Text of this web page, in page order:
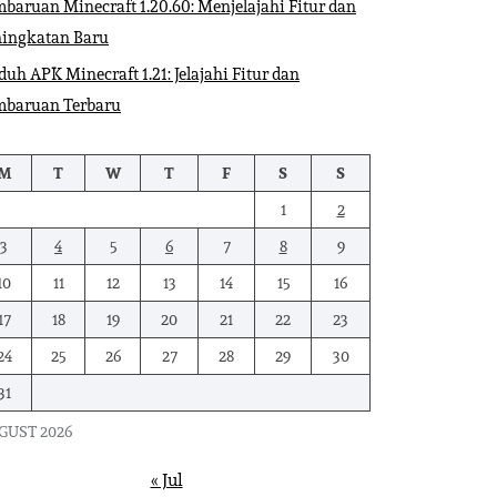
Minecraft 1.20.60: Menjelajahi Fitur dan
Baru
APK Minecraft 1.21: Jelajahi Fitur dan
Terbaru
2026
T W T F S
S
1
2
3
4 5 6 7 8
9
11 12 13 14 15
16
18 19 20 21 22
23
25 26 27 28 29
30
« Jul